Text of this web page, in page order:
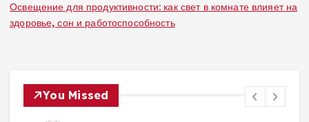
Освещение для продуктивности: как свет в комнате влияет на
здоровье, сон и работоспособность
You Missed